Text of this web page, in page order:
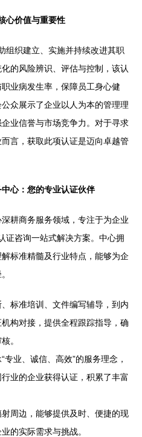
心价值与重要性
组织建立、实施并持续改进其职
的风险辨识、评估与控制，该认
业病发生率，保障员工身心健
众展示了企业以人为本的管理理
业信誉与市场竞争力。对于寻求
言，获取此项认证是迈向卓越管
心：您的专业认证伙伴
耕商务服务领域，专注于为企业
证咨询一站式解决方案。中心拥
标准精髓及行业特点，能够为企
、标准培训、文件编写辅导，到内
构对接，提供全程跟踪指导，确
。
“专业、诚信、高效”的服务理念，
业的企业获得认证，积累了丰富
射周边，能够提供及时、便捷的现
的实际需求与挑战。